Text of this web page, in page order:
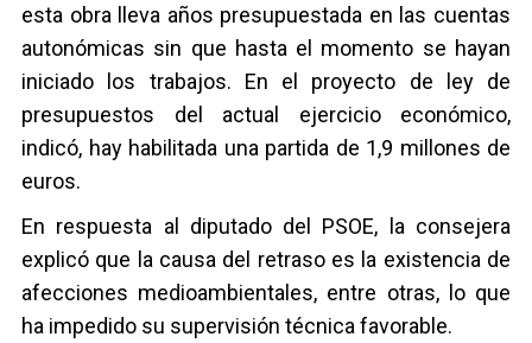
esta obra lleva años presupuestada en las cuentas
autonómicas sin que hasta el momento se hayan
iniciado los trabajos. En el proyecto de ley de
presupuestos del actual ejercicio económico,
indicó, hay habilitada una partida de 1,9 millones de
euros.
En respuesta al diputado del PSOE, la consejera
explicó que la causa del retraso es la existencia de
afecciones medioambientales, entre otras, lo que
ha impedido su supervisión técnica favorable.